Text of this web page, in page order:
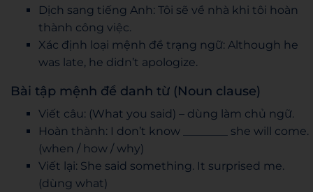
Dịch sang tiếng Anh: Tôi sẽ về nhà khi tôi hoàn
thành công việc.
Xác định loại mệnh đề trạng ngữ: Although he
was late, he didn’t apologize.
Bài tập mệnh đề danh từ (Noun clause)
Viết câu: (What you said) – dùng làm chủ ngữ.
Hoàn thành: I don’t know ________ she will come.
(when / how / why)
Viết lại: She said something. It surprised me.
(dùng what)